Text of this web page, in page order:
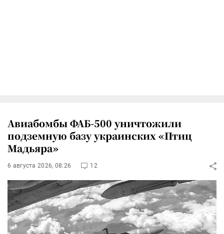
Авиабомбы ФАБ-500 уничтожили
подземную базу украинских «Птиц
Мадьяра»
6 августа 2026, 08:26 12